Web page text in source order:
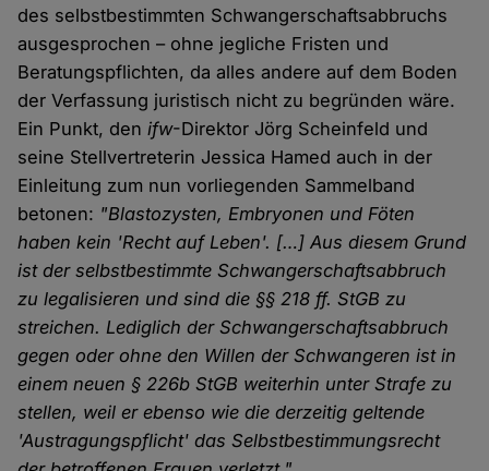
des selbstbestimmten Schwangerschaftsabbruchs
ausgesprochen – ohne jegliche Fristen und
Beratungspflichten, da alles andere auf dem Boden
der Verfassung juristisch nicht zu begründen wäre.
Ein Punkt, denifw-Direktor Jörg Scheinfeld und
seine Stellvertreterin Jessica Hamed auch in der
Einleitung zum nun vorliegenden Sammelband
betonen: "Blastozysten, Embryonen und Föten
haben kein 'Recht auf Leben'. […] Aus diesem Grund
ist der selbstbestimmte Schwangerschaftsabbruch
zu legalisieren und sind die §§ 218 ff. StGB zu
streichen. Lediglich der Schwangerschaftsabbruch
gegen oder ohne den Willen der Schwangeren ist in
einem neuen § 226b StGB weiterhin unter Strafe zu
stellen, weil er ebenso wie die derzeitig geltende
'Austragungspflicht' das Selbstbestimmungsrecht